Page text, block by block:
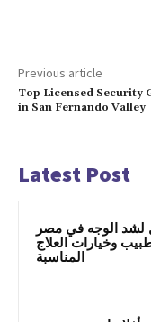
Previous article
Top Licensed Security
in San Fernando Valley
Latest Post
لشد الوجه في مصر
وخيارات العلاج
المناسبة